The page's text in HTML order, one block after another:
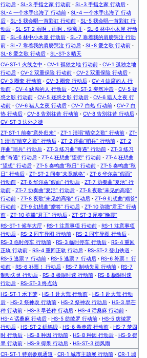
行动后 · SL-3 手指之家 行动前 · SL-3 手指之家 行动后 ·
SL-4 一个水手出海了 行动前 · SL-4 一个水手出海了 行动
后 · SL-5 我会唱一首彩虹 行动前 · SL-5 我会唱一首彩虹 行
动后 · SL-ST-2 雨啊，雨啊，快离开 · SL-6 林中小木屋 行动
前 · SL-6 林中小木屋 行动后 · SL-7 靠着我的肩膀哭泣 行动
前 · SL-7 靠着我的肩膀哭泣 行动后 · SL-8 爱之歌 行动前 ·
SL-8 爱之歌 行动后 · SL-ST-3 晴天
CV-ST-1 火线之中 · CV-1 孤独之地 行动前 · CV-1 孤独之地
行动后 · CV-2 双重保险 行动前 · CV-2 双重保险 行动后 ·
CV-3 圈套 行动前 · CV-3 圈套 行动后 · CV-4 缺席的人 行
动前 · CV-4 缺席的人 行动后 · CV-ST-2 突然冲击 · CV-5 疑
惑之影 行动前 · CV-5 疑惑之影 行动后 · CV-6 猎人之夜 行
动前 · CV-6 猎人之夜 行动后 · CV-7 白热 行动前 · CV-7 白
热 行动后 · CV-8 告别往昔 行动前 · CV-8 告别往昔 行动后 ·
CV-ST-3 法外之徒
ZT-ST-1 前奏“意外归来” · ZT-1 清唱“晴空之歌” 行动前 · ZT-
1 清唱“晴空之歌” 行动后 · ZT-2 序曲“哨兵” 行动前 · ZT-2
序曲“哨兵” 行动后 · ZT-3 练习曲“奇遇” 行动前 · ZT-3 练习
曲“奇遇” 行动后 · ZT-4 狂想曲“望想” 行动前 · ZT-4 狂想曲
“望想” 行动后 · ZT-5 奏鸣曲“秋日” 行动前 · ZT-5 奏鸣曲“秋
日” 行动后 · ZT-ST-2 间奏“未竟赋格” · ZT-6 华尔兹“假面”
行动前 · ZT-6 华尔兹“假面” 行动后 · ZT-7 协奏曲“复活” 行
动前 · ZT-7 协奏曲“复活” 行动后 · ZT-8 夜歌“未见的高塔”
行动前 · ZT-8 夜歌“未见的高塔” 行动后 · ZT-9 幻想曲“赠答”
行动前 · ZT-9 幻想曲“赠答” 行动后 · ZT-10 弥撒“君王” 行动
前 · ZT-10 弥撒“君王” 行动后 · ZT-ST-3 尾奏“晚霞”
RS-ST-1 候车大厅 · RS-1 注意事项 行动前 · RS-1 注意事项
行动后 · RS-2 同车异图 行动前 · RS-2 同车异图 行动后 ·
RS-3 临时停车 行动前 · RS-3 临时停车 行动后 · RS-4 重回
正轨 行动前 · RS-4 重回正轨 行动后 · RS-ST-2 登山铁道 ·
RS-5 逃票？ 行动前 · RS-5 逃票？ 行动后 · RS-6 补票！ 行
动前 · RS-6 补票！ 行动后 · RS-7 制动失灵 行动前 · RS-7
制动失灵 行动后 · RS-8 极限时速 行动前 · RS-8 极限时速
行动后 · RS-ST-3 终点站
HS-ST-1 禾下梦 · HS-1 赴大荒 行动前 · HS-1 赴大荒 行动
后 · HS-2 祭神农 行动前 · HS-2 祭神农 行动后 · HS-3 早芒
种 行动前 · HS-3 早芒种 行动后 · HS-4 话桑麻 行动前 ·
HS-4 话桑麻 行动后 · HS-5 纺绫罗 行动前 · HS-5 纺绫罗
行动后 · HS-ST-2 织锦缎 · HS-6 卷赤霞 行动前 · HS-7 梦四
时 行动后 · HS-8 种因 行动前 · HS-8 种因 行动后 · HS-9 得
果 行动前 · HS-9 得果 行动后 · HS-ST-3 彻风雨
CR-ST-1 特别参观通道 · CR-1 城市主题展 行动前 · CR-1 城